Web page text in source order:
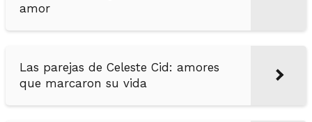
amor
Las parejas de Celeste Cid: amores
que marcaron su vida